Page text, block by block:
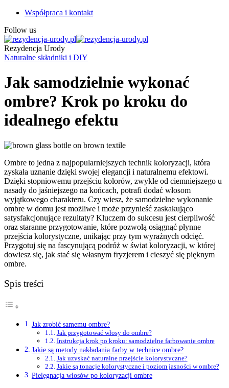
Współpraca i kontakt
Follow us
Rezydencja Urody
Naturalne składniki i DIY
Jak samodzielnie wykonać
ombre? Krok po kroku do
idealnego efektu
Ombre to jedna z najpopularniejszych technik koloryzacji, która
zyskała uznanie dzięki swojej elegancji i naturalnemu efektowi.
Dzięki stopniowemu przejściu kolorów, zwykle od ciemniejszego u
nasady do jaśniejszego na końcach, potrafi dodać włosom
wyjątkowego charakteru. Czy wiesz, że samodzielne wykonanie
ombre w domu jest możliwe i może przynieść zaskakująco
satysfakcjonujące rezultaty? Kluczem do sukcesu jest cierpliwość
oraz staranne przygotowanie, które pozwolą osiągnąć płynne
przejścia kolorystyczne, unikając przy tym wyraźnych odcięć.
Przygotuj się na fascynującą podróż w świat koloryzacji, w której
dowiesz się, jak stać się własnym fryzjerem i cieszyć się pięknym
ombre.
Spis treści
Jak zrobić samemu ombre?
Jak przygotować włosy do ombre?
Instrukcja krok po kroku: samodzielne farbowanie ombre
Jakie są metody nakładania farby w technice ombre?
Jak uzyskać naturalne przejście kolorystyczne?
Jakie są tonacje kolorystyczne i poziom jasności w ombre?
Pielęgnacja włosów po koloryzacji ombre